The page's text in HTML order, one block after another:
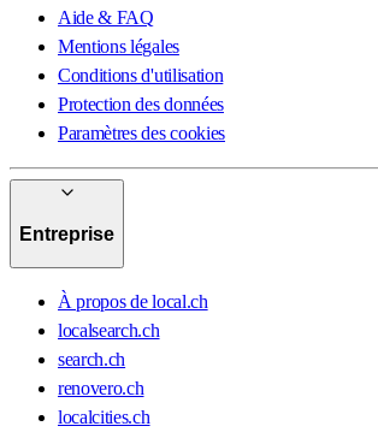
Aide & FAQ
Mentions légales
Conditions d'utilisation
Protection des données
Paramètres des cookies
Entreprise
À propos de local.ch
localsearch.ch
search.ch
renovero.ch
localcities.ch